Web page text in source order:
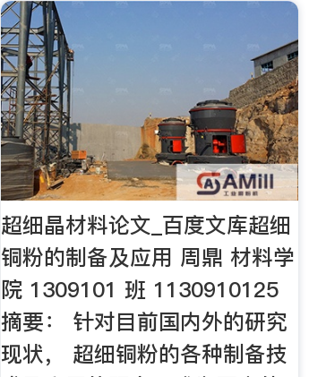
超细晶材料论文_百度文库超细
铜粉的制备及应用 周鼎 材料学
院 1309101 班 1130910125
摘要： 针对目前国内外的研究
现状， 超细铜粉的各种制备技